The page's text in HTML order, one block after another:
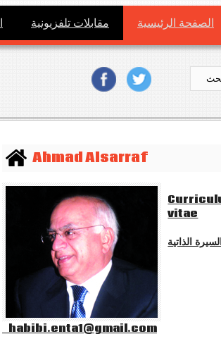
الصفحة الرئيسية مقابلات تلفزيونية
Ahmad Alsarraf
vitae
السيرة الذاتية
habibi.enta1@gmail.com